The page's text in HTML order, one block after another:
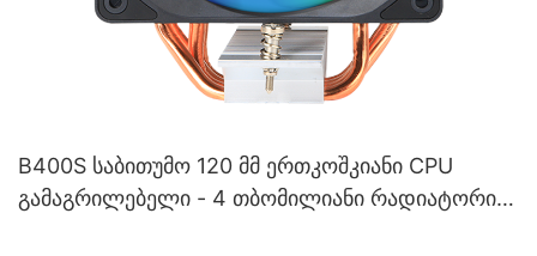
B400S საბითუმო 120 მმ ერთკოშკიანი CPU
გამაგრილებელი - 4 თბომილიანი რადიატორი,